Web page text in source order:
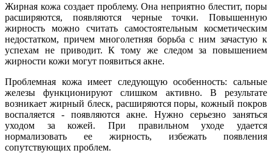
Жирная кожа создает проблему. Она неприятно блестит, поры
расширяются, появляются черные точки. Повышенную
жирность можно считать самостоятельным косметическим
недостатком, причем многолетняя борьба с ним зачастую к
успехам не приводит. К тому же следом за повышением
жирности кожи могут появиться акне.
Проблемная кожа имеет следующую особенность: сальные
железы функционируют слишком активно. В результате
возникает жирный блеск, расширяются поры, кожный покров
воспаляется - появляются акне. Нужно серьезно заняться
уходом за кожей. При правильном уходе удается
нормализовать ее жирность, избежать появления
сопутствующих проблем.